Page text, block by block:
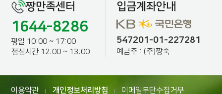
짱만족센터
1644-8286
평일 10:00 ~ 17:00
점심시간 12:00 ~ 13:00
입금계좌안내
547201-01-227281
예금주 : (주)짱죽
이용약관 개인정보처리방침 이메일무단수집거부